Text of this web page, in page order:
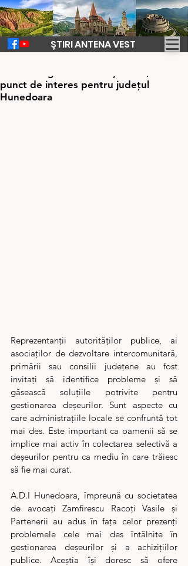
ȘTIRI ANTENA VEST
punct de interes pentru județul
Hunedoara
Reprezentanții autorităților publice, ai
asociaților de dezvoltare intercomunitară,
primării sau consilii județene au fost
invitați să identifice probleme și să
găsească soluțiile potrivite pentru
gestionarea deșeurilor. Sunt aspecte cu
care administrațiile locale se confruntă tot
mai des. Este important ca oamenii să se
implice mai activ în colectarea selectivă a
deșeurilor pentru ca mediu în care trăiesc
să fie mai curat.
A.D.I Hunedoara, împreună cu societatea
de avocați Zamfirescu Racoți Vasile și
Partenerii au adus în fața celor prezenți
problemele cele mai des întâlnite în
gestionarea deșeurilor și a achizițiilor
publice. Aceștia își doresc să ofere